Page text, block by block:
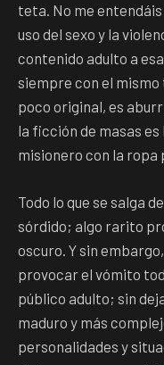
teta. No me
uso del sexo y la
contenido adulto a
siempre con el
poco original, es
la ficción de masas
misionero con la ropa
Todo lo que se salga
sórdido; algo rarito
oscuro. Y sin
provocar el vómito
público adulto; sin
maduro y más
personalidades y